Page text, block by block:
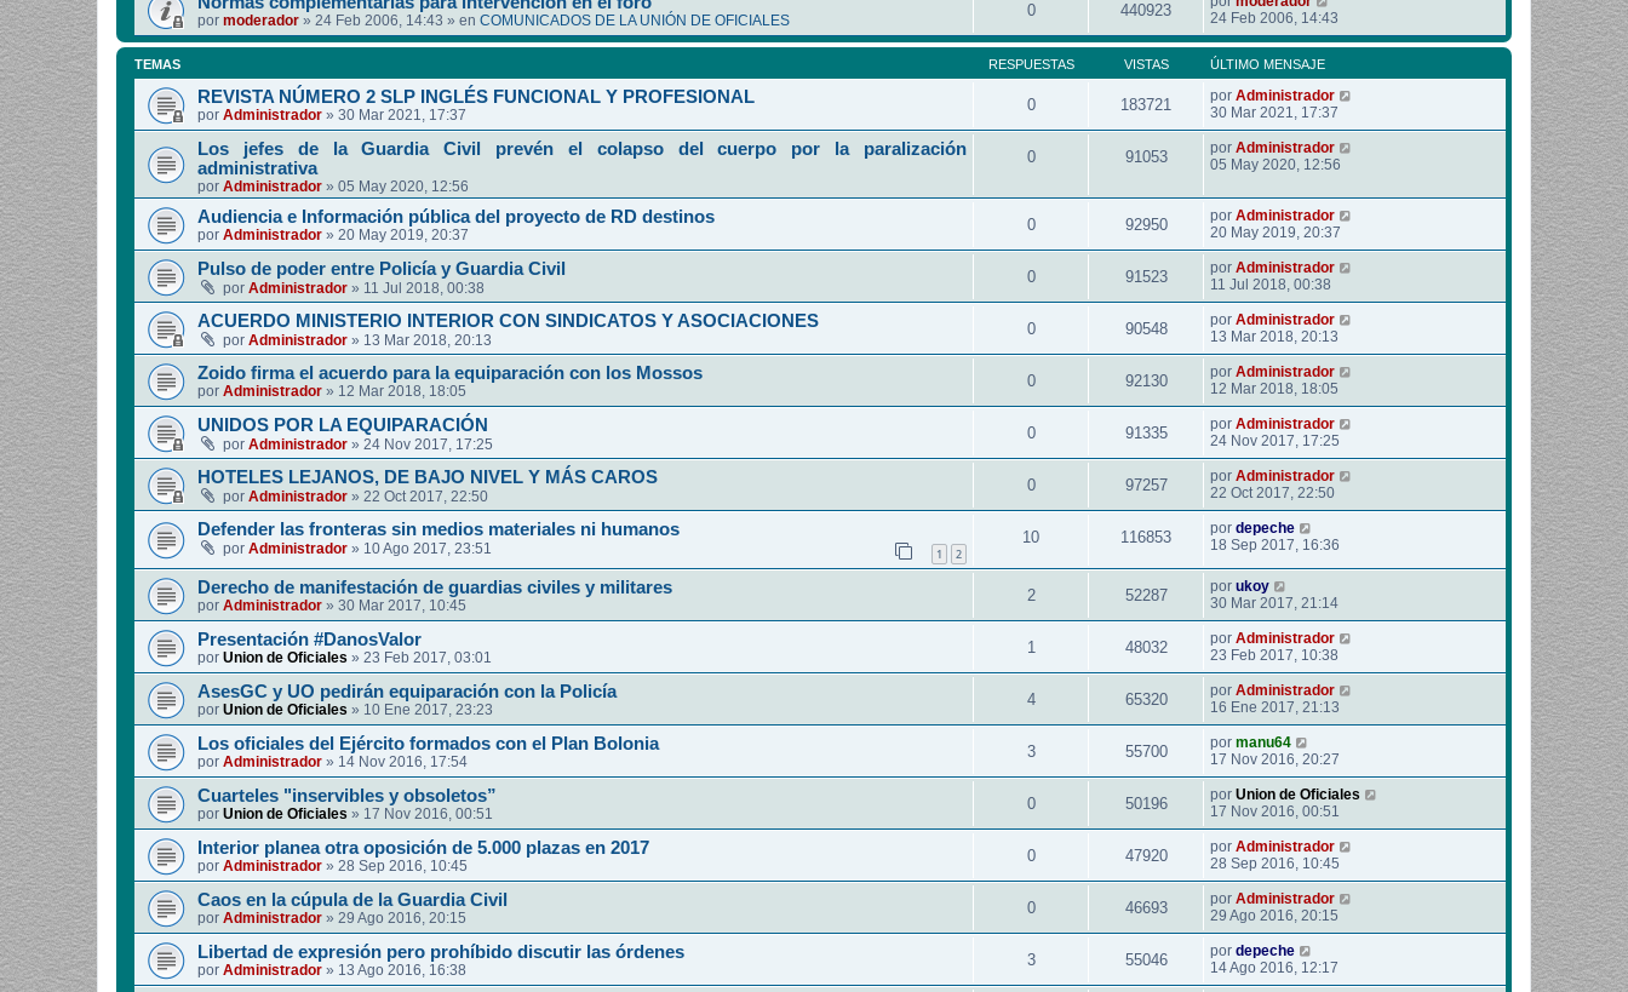
por moderador » 24 Feb 2006, 14:43 » en COMUNICADOS DE LA UNIÓN DE OFICIALES
0 440923
24 Feb 2006, 14:43
TEMAS RESPUESTAS VISTAS ÚLTIMO MENSAJE
REVISTA NÚMERO 2 SLP INGLÉS FUNCIONAL Y PROFESIONAL
por Administrador » 30 Mar 2021, 17:37
0 183721 por Administrador
30 Mar 2021, 17:37
Los jefes de la Guardia Civil prevén el colapso del cuerpo por la paralización
administrativa
por Administrador » 05 May 2020, 12:56
0 91053 por Administrador
05 May 2020, 12:56
Audiencia e Información pública del proyecto de RD destinos
por Administrador » 20 May 2019, 20:37
0 92950 por Administrador
20 May 2019, 20:37
Pulso de poder entre Policía y Guardia Civil
por Administrador » 11 Jul 2018, 00:38
0 91523 por Administrador
11 Jul 2018, 00:38
ACUERDO MINISTERIO INTERIOR CON SINDICATOS Y ASOCIACIONES
por Administrador » 13 Mar 2018, 20:13
0 90548 por Administrador
13 Mar 2018, 20:13
Zoido firma el acuerdo para la equiparación con los Mossos
por Administrador » 12 Mar 2018, 18:05
0 92130 por Administrador
12 Mar 2018, 18:05
UNIDOS POR LA EQUIPARACIÓN
por Administrador » 24 Nov 2017, 17:25
0 91335 por Administrador
24 Nov 2017, 17:25
HOTELES LEJANOS, DE BAJO NIVEL Y MÁS CAROS
por Administrador » 22 Oct 2017, 22:50
0 97257 por Administrador
22 Oct 2017, 22:50
Defender las fronteras sin medios materiales ni humanos
por Administrador » 10 Ago 2017, 23:51 1 2
10 116853 por depeche
18 Sep 2017, 16:36
Derecho de manifestación de guardias civiles y militares
por Administrador » 30 Mar 2017, 10:45
2 52287 por ukoy
30 Mar 2017, 21:14
Presentación #DanosValor
por Union de Oficiales » 23 Feb 2017, 03:01
1 48032 por Administrador
23 Feb 2017, 10:38
AsesGC y UO pedirán equiparación con la Policía
por Union de Oficiales » 10 Ene 2017, 23:23
4 65320 por Administrador
16 Ene 2017, 21:13
Los oficiales del Ejército formados con el Plan Bolonia
por Administrador » 14 Nov 2016, 17:54
3 55700 por manu64
17 Nov 2016, 20:27
Cuarteles "inservibles y obsoletos”
por Union de Oficiales » 17 Nov 2016, 00:51
0 50196 por Union de Oficiales
17 Nov 2016, 00:51
Interior planea otra oposición de 5.000 plazas en 2017
por Administrador » 28 Sep 2016, 10:45
0 47920 por Administrador
28 Sep 2016, 10:45
Caos en la cúpula de la Guardia Civil
por Administrador » 29 Ago 2016, 20:15
0 46693 por Administrador
29 Ago 2016, 20:15
Libertad de expresión pero prohíbido discutir las órdenes
por Administrador » 13 Ago 2016, 16:38
3 55046 por depeche
14 Ago 2016, 12:17